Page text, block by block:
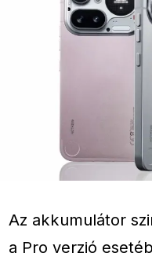
Az akkumulátor
a Pro verzió